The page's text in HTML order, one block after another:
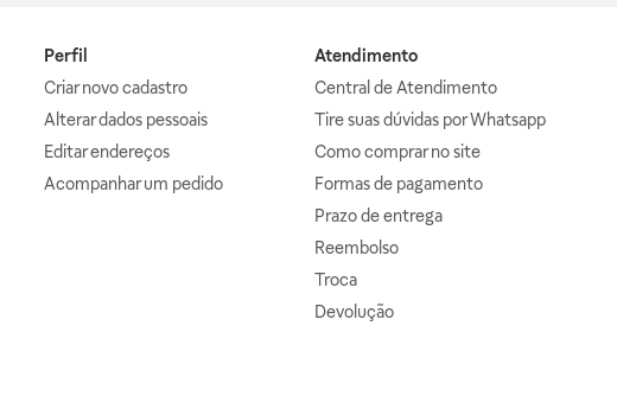
Perfil
Criar novo cadastro
Alterar dados pessoais
Editar endereços
Acompanhar um pedido
Atendimento
Central de Atendimento
Tire suas dúvidas por Whatsapp
Como comprar no site
Formas de pagamento
Prazo de entrega
Reembolso
Troca
Devolução